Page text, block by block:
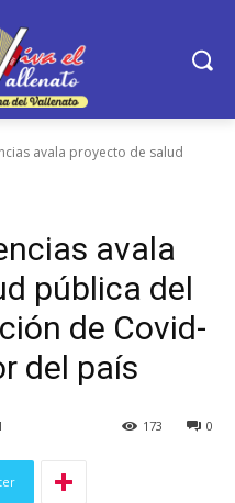
avala proyecto de salud
avala
pública del
de Covid-
del país
0
173